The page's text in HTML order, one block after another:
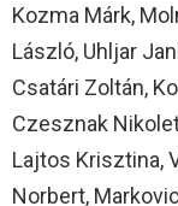
Kozma Márk,
László, Uhljar
Csatári Zoltán,
Czesznak
Lajtos Krisztina,
Norbert,